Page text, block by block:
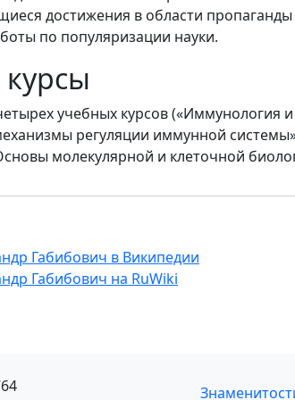
достижения в области
по популяризации науки.
учебных курсов («Иммунология
регуляции иммунной
молекулярной и клеточной
Габибович в Википедии
Габибович на RuWiki